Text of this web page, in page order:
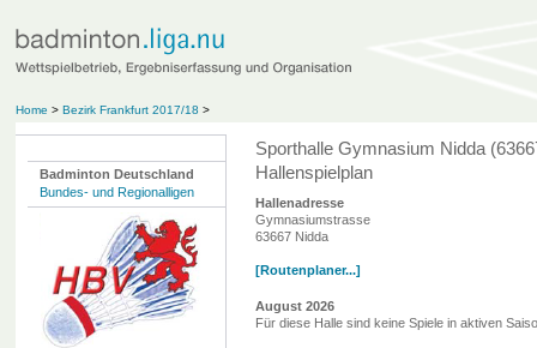
Home > Bezirk Frankfurt 2017/18 >
Badminton Deutschland
Bundes- und Regionalligen
Sporthalle Gymnasium Nidda
Hallenspielplan
Hallenadresse
Gymnasiumstrasse
63667 Nidda
[Routenplaner...]
August 2026
Für diese Halle sind keine Spiele in aktiven